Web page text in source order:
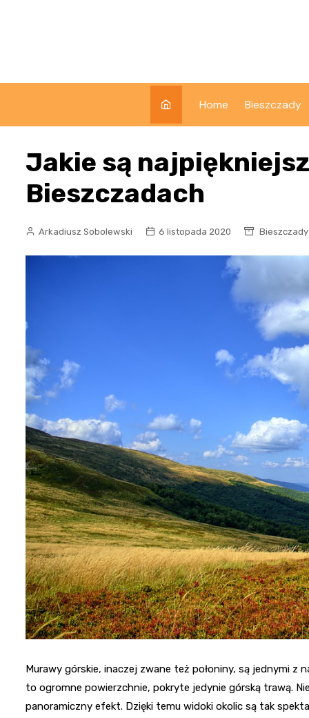
Home Bieszczady
Jakie są
Bieszczadach
Arkadiusz Sobolewski 6 listopada 2020 Bieszczady
Murawy górskie, inaczej zwane też połoniny, są jednymi z
to ogromne powierzchnie, pokryte jedynie górską trawą.
panoramiczny efekt. Dzięki temu widoki okolic są tak